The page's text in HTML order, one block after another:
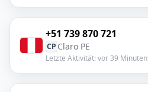
+51 739 870 721
CP Claro PE
Letzte Aktivität: vor 39 Minuten